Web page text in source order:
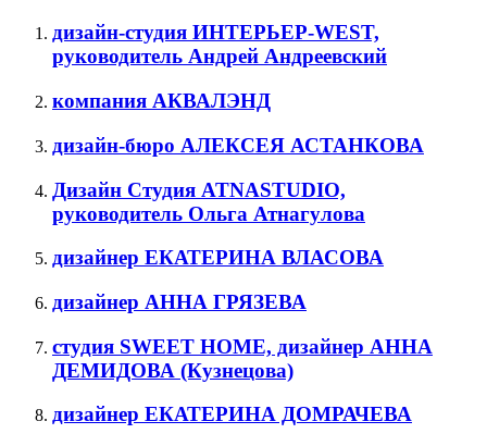
дизайн-студия ИНТЕРЬЕР-WEST,
руководитель Андрей Андреевский
компания АКВАЛЭНД
дизайн-бюро АЛЕКСЕЯ АСТАНКОВА
Дизайн Студия ATNASTUDIO,
руководитель Ольга Атнагулова
дизайнер ЕКАТЕРИНА ВЛАСОВА
дизайнер АННА ГРЯЗЕВА
cтудия SWEET HOME, дизайнер АННА
ДЕМИДОВА (Кузнецова)
дизайнер ЕКАТЕРИНА ДОМРАЧЕВА